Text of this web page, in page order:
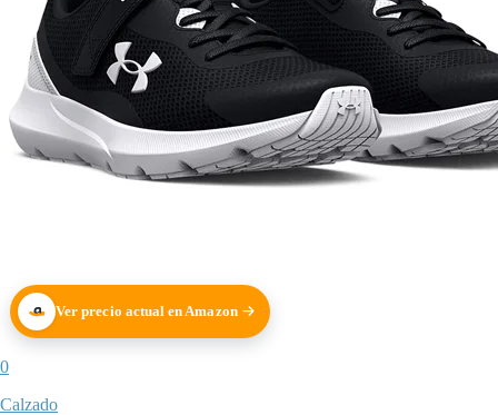
Ver precio actual en Amazon
0
Calzado